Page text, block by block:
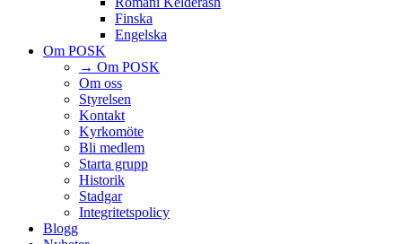
Finska
Engelska
Om POSK
→ Om POSK
Om oss
Styrelsen
Kontakt
Kyrkomöte
Bli medlem
Starta grupp
Historik
Stadgar
Integritetspolicy
Blogg